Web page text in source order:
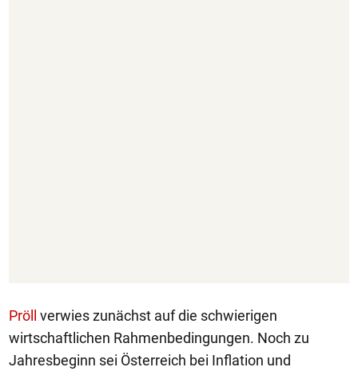
Pröll verwies zunächst auf die schwierigen
wirtschaftlichen Rahmenbedingungen. Noch zu
Jahresbeginn sei Österreich bei Inflation und